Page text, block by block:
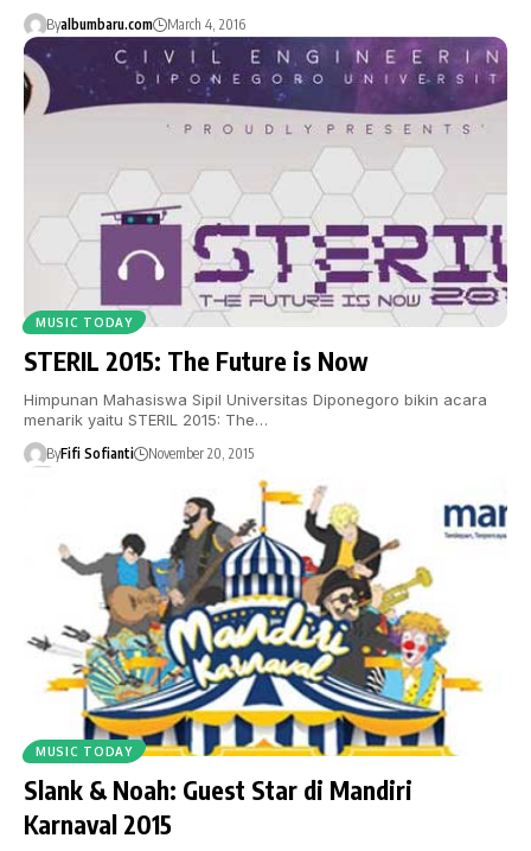
Byalbumbaru.com March 4, 2016
MUSIC TODAY
STERIL 2015: The Future is Now
Himpunan Mahasiswa Sipil Universitas Diponegoro bikin acara
menarik yaitu STERIL 2015: The…
ByFifi Sofianti November 20, 2015
MUSIC TODAY
Slank & Noah: Guest Star di Mandiri
Karnaval 2015